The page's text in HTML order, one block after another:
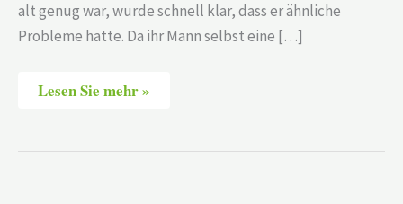
alt genug war, wurde schnell klar, dass er ähnliche
Probleme hatte. Da ihr Mann selbst eine […]
Lesen Sie mehr »